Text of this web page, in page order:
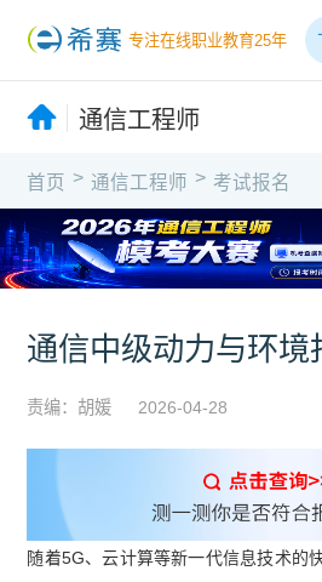
专注在线职业教育25年
通信工程师
首页 > 通信工程师 > 考试报名
通信中级动力与环境
责编：胡媛 2026-04-28
随着5G、云计算等新一代信息技术的